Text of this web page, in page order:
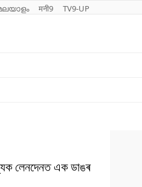
मनी9 TV9-UP
লেনদেনত এক ডাঙৰ